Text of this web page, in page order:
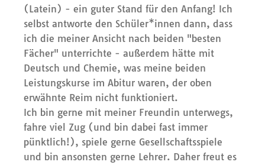
(Latein) - ein guter Stand für den Anfang! Ich
selbst antworte den Schüler*innen dann, dass
ich die meiner Ansicht nach beiden "besten
Fächer" unterrichte - außerdem hätte mit
Deutsch und Chemie, was meine beiden
Leistungskurse im Abitur waren, der oben
erwähnte Reim nicht funktioniert.
Ich bin gerne mit meiner Freundin unterwegs,
fahre viel Zug (und bin dabei fast immer
pünktlich!), spiele gerne Gesellschaftsspiele
und bin ansonsten gerne Lehrer. Daher freut es